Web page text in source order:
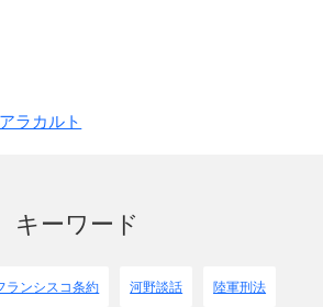
と回収の組織をきちんとすることです
回収を行なうこと
と、
一定限度とし、
｣｢乙号｣｢ろ号｣などと分けていました。
ラカルト
キーワード
ランシスコ条約 河野談話 陸軍刑法